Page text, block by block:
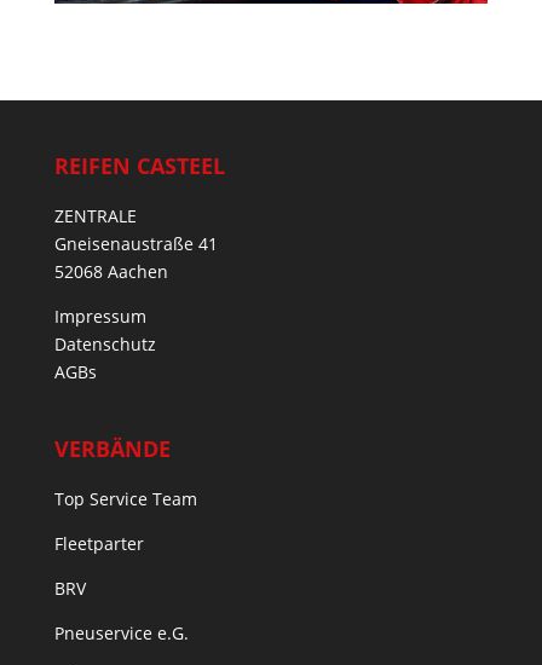
REIFEN CASTEEL
ZENTRALE
Gneisenaustraße 41
52068 Aachen
Impressum
Datenschutz
AGBs
VERBÄNDE
Top Service Team
Fleetparter
BRV
Pneuservice e.G.